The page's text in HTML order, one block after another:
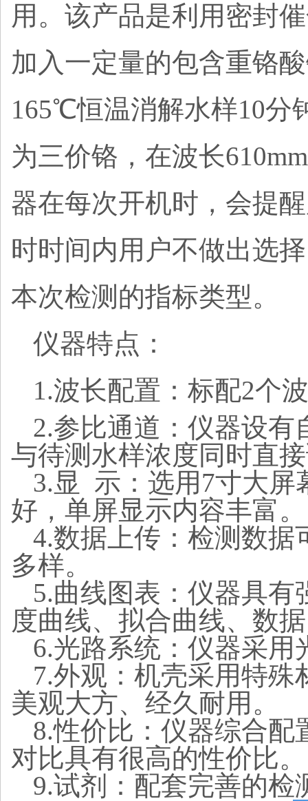
用。 该产品是利用密封
加入一定量的包含重铬
165℃恒温消解水样10分
为三价铬，在波长
器在每次开机时，会提
时时间内用户不做出选
本次检测的指标类型。
仪器特点：
1.波长配置：标配2个
2.参比通道：仪器设
与待测水样浓度同时直
3.显 示：选用7寸大屏
好，单屏显示内容丰富。
4.数据上传：检测数据
多样。
5.曲线图表：仪器具
度曲线、拟合曲线、数
6.光路系统：仪器采
7.外观：机壳采用特
美观大方、经久耐用。
8.性价比：仪器综合
对比具有很高的性价比。
9.试剂：配套完善的检